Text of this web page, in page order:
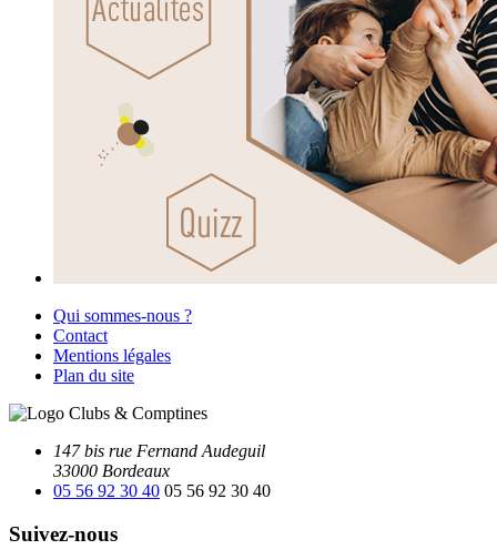
Qui sommes-nous ?
Contact
Mentions légales
Plan du site
147 bis rue Fernand Audeguil
33000 Bordeaux
05 56 92 30 40 05 56 92 30 40
Suivez-nous